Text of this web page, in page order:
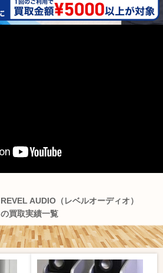
REVEL AUDIO（レベルオーディオ）
の買取実績一覧